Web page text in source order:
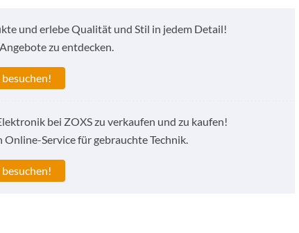
und erlebe Qualität und Stil in jedem Detail!
zu entdecken.
besuchen!
bei ZOXS zu verkaufen und zu kaufen!
Service für gebrauchte Technik.
besuchen!